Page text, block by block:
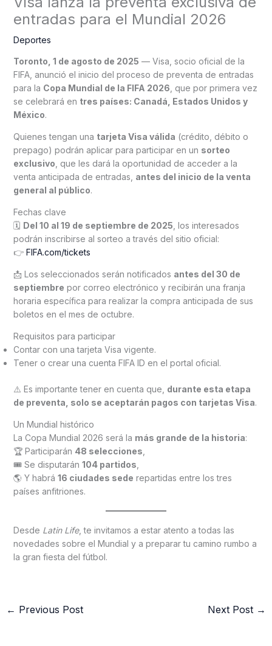
entradas para el Mundial 2026
Deportes
Toronto, 1 de agosto de 2025 — Visa, socio oficial de la
FIFA, anunció el inicio del proceso de preventa de entradas
para la Copa Mundial de la FIFA 2026 , que por primera vez
se celebrará en tres países: Canadá, Estados Unidos y
México.
Quienes tengan una tarjeta Visa válida (crédito, débito o
prepago) podrán aplicar para participar en un sorteo
exclusivo , que les dará la oportunidad de acceder a la
venta anticipada de entradas, antes del inicio de la venta
general al público.
Fechas clave
🗓 Del 10 al 19 de septiembre de 2025 , los interesados
podrán inscribirse al sorteo a través del sitio oficial:
👉 FIFA.com/tickets
📩 Los seleccionados serán notificados antes del 30 de
septiembre por correo electrónico y recibirán una franja
horaria específica para realizar la compra anticipada de sus
boletos en el mes de octubre.
Requisitos para participar
Contar con una tarjeta Visa vigente.
Tener o crear una cuenta FIFA ID en el portal oficial.
⚠️ Es importante tener en cuenta que, durante esta etapa
de preventa, solo se aceptarán pagos con tarjetas Visa.
Un Mundial histórico
La Copa Mundial 2026 será la más grande de la historia:
🏆 Participarán 48 selecciones
🎟 Se disputarán 104 partidos
🌎 Y habrá 16 ciudades sede repartidas entre los tres
países anfitriones.
Desde Latin Life, te invitamos a estar atento a todas las
novedades sobre el Mundial y a preparar tu camino rumbo a
la gran fiesta del fútbol.
← Previous Post Next Post →